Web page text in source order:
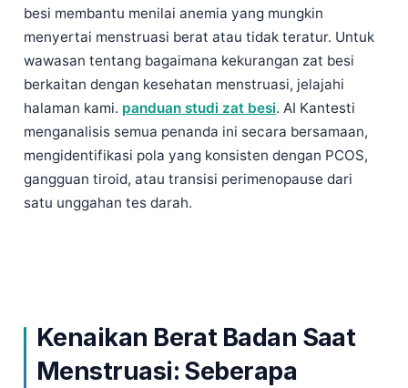
besi membantu menilai anemia yang mungkin
menyertai menstruasi berat atau tidak teratur. Untuk
wawasan tentang bagaimana kekurangan zat besi
berkaitan dengan kesehatan menstruasi, jelajahi
halaman kami. panduan studi zat besi. AI Kantesti
menganalisis semua penanda ini secara bersamaan,
mengidentifikasi pola yang konsisten dengan PCOS,
gangguan tiroid, atau transisi perimenopause dari
satu unggahan tes darah.
Kenaikan Berat Badan Saat
Menstruasi: Seberapa
Gàidhlig
Occitan
Basa Jawa
Cebuano
ئۇيغۇرچە
Кыргызча
Татар теле
Беларуская мова
Esperanto